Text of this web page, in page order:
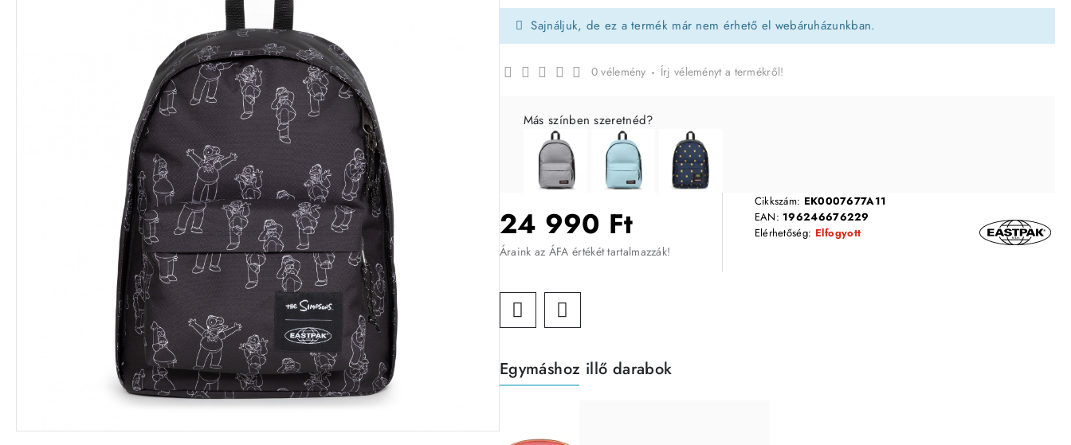
Sajnáljuk, de ez a termék már nem érhető el webáruházunkban.
0 vélemény - Írj véleményt a termékről!
24 990 Ft
Áraink az ÁFA értékét tartalmazzák!
Cikkszám: EK0007677A11
EAN:196246676229
Elérhetőség: Elfogyott
Más színben szeretnéd?
Egymáshoz illő darabok